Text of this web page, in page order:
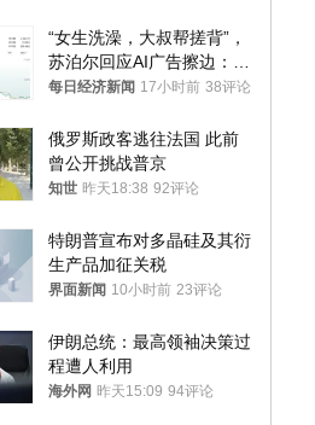
“女生洗澡，大叔帮搓背”，
苏泊尔回应AI广告擦边：视
频全下架，已强化内容管理
每日经济新闻 17小时前 38评论
俄罗斯政客逃往法国 此前
曾公开挑战普京
知世 昨天18:38 92评论
特朗普宣布对多晶硅及其衍
生产品加征关税
界面新闻 10小时前 23评论
伊朗总统：最高领袖决策过
程遭人利用
海外网 昨天15:09 94评论